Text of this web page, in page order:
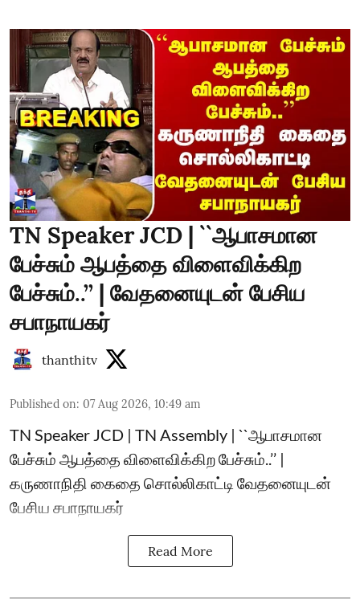
TN Speaker JCD | ``ஆபாசமான
பேச்சும் ஆபத்தை விளைவிக்கிற
பேச்சும்..’’ | வேதனையுடன் பேசிய
சபாநாயகர்
thanthitv
Published on: 07 Aug 2026, 10:49 am
TN Speaker JCD | TN Assembly | ``ஆபாசமான
பேச்சும் ஆபத்தை விளைவிக்கிற பேச்சும்..’’ |
கருணாநிதி கைதை சொல்லிகாட்டி வேதனையுடன்
பேசிய சபாநாயகர்
Read More